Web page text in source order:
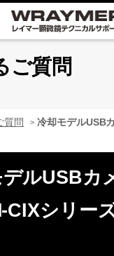
ご質問
ーHOME
質問
ルUSBカ
CIXシリー